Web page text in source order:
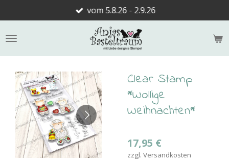
Hauptinhalt
springen
vom 5.8.26 - 2.9.26
Clear Stamp
*Wollige
Weihnachten*
17,95 €
zzgl. Versandkosten